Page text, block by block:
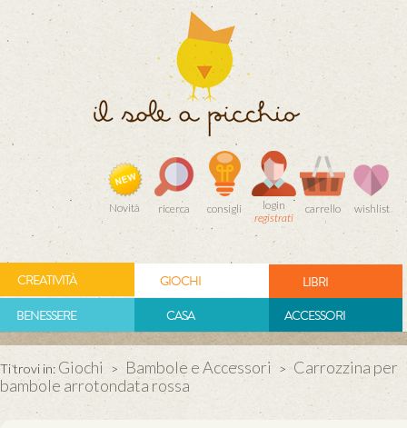
Novità ricerca consigli
login
registrati
carrello wishlist
CREATIVITÀ GIOCHI
LIBRI
BENESSERE
CASA ACCESSORI
Ti trovi in: Giochi > Bambole e Accessori > Carrozzina per
bambole arrotondata rossa